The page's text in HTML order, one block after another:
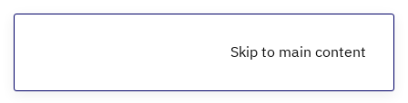
Skip to main content
الرئيسية